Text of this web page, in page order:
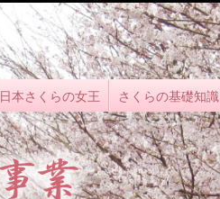
日本さくらの女王 さくらの基礎知識